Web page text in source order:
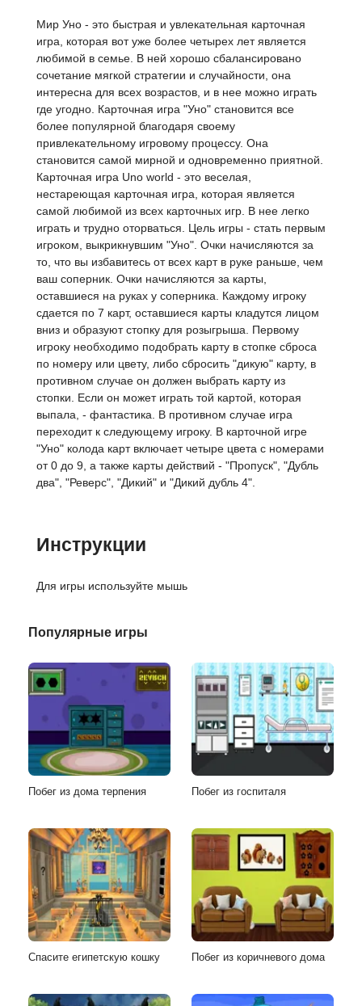
Мир Уно - это быстрая и увлекательная карточная
игра, которая вот уже более четырех лет является
любимой в семье. В ней хорошо сбалансировано
сочетание мягкой стратегии и случайности, она
интересна для всех возрастов, и в нее можно играть
где угодно. Карточная игра "Уно" становится все
более популярной благодаря своему
привлекательному игровому процессу. Она
становится самой мирной и одновременно приятной.
Карточная игра Uno world - это веселая,
нестареющая карточная игра, которая является
самой любимой из всех карточных игр. В нее легко
играть и трудно оторваться. Цель игры - стать первым
игроком, выкрикнувшим "Уно". Очки начисляются за
то, что вы избавитесь от всех карт в руке раньше, чем
ваш соперник. Очки начисляются за карты,
оставшиеся на руках у соперника. Каждому игроку
сдается по 7 карт, оставшиеся карты кладутся лицом
вниз и образуют стопку для розыгрыша. Первому
игроку необходимо подобрать карту в стопке сброса
по номеру или цвету, либо сбросить "дикую" карту, в
противном случае он должен выбрать карту из
стопки. Если он может играть той картой, которая
выпала, - фантастика. В противном случае игра
переходит к следующему игроку. В карточной игре
"Уно" колода карт включает четыре цвета с номерами
от 0 до 9, а также карты действий - "Пропуск", "Дубль
два", "Реверс", "Дикий" и "Дикий дубль 4".
Инструкции
Для игры используйте мышь
Популярные игры
Побег из дома терпения Побег из госпиталя
Спасите египетскую кошку Побег из коричневого дома